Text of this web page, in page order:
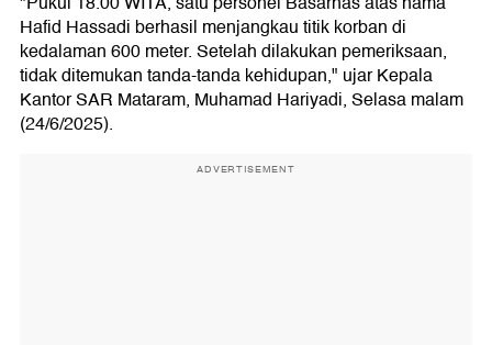
Hafid Hassadi berhasil menjangkau titik korban di
kedalaman 600 meter. Setelah dilakukan pemeriksaan,
tidak ditemukan tanda-tanda kehidupan," ujar Kepala
Kantor SAR Mataram, Muhamad Hariyadi, Selasa malam
(24/6/2025).
ADVERTISEMENT